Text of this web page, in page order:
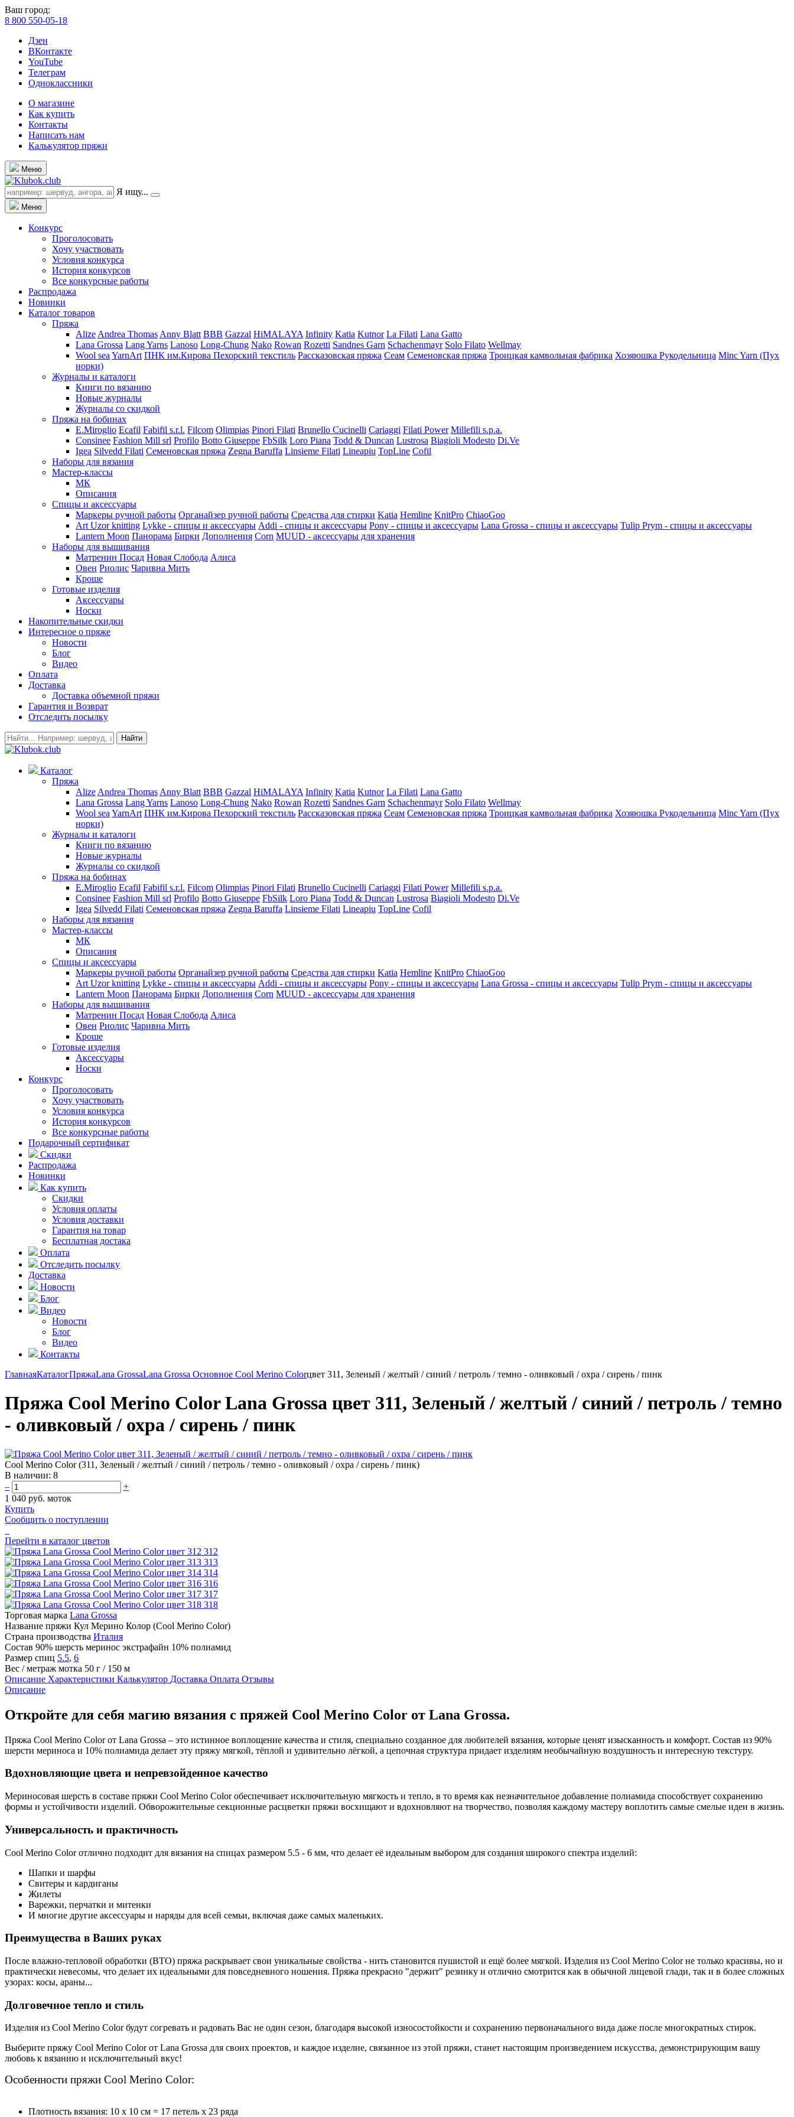
Ваш город:
8 800 550-05-18
Дзен
ВКонтакте
YouTube
Телеграм
Одноклассники
О магазине
Как купить
Контакты
Написать нам
Калькулятор пряжи
Меню
Я ищу...
Меню
Конкурс
Проголосовать
Хочу участвовать
Условия конкурса
История конкурсов
Все конкурсные работы
Распродажа
Новинки
Каталог товаров
Пряжа
Alize Andrea Thomas Anny Blatt BBB Gazzal HiMALAYA Infinity Katia Kutnor La Filati Lana Gatto
Lana Grossa Lang Yarns Lanoso Long-Chung Nako Rowan Rozetti Sandnes Garn Schachenmayr Solo Filato Wellmay
Wool sea YarnArt ПНК им.Кирова Пехорский текстиль Рассказовская пряжа Сеам Семеновская пряжа Троицкая камвольная фабрика Хозяюшка Рукодельница Minc Yarn (Пух
норки)
Журналы и каталоги
Книги по вязанию
Новые журналы
Журналы со скидкой
Пряжа на бобинах
E.Miroglio Ecafil Fabifil s.r.l. Filcom Olimpias Pinori Filati Brunello Cucinelli Cariaggi Filati Power Millefili s.p.a.
Consinee Fashion Mill srl Profilo Botto Giuseppe FbSilk Loro Piana Todd & Duncan Lustrosa Biagioli Modesto Di.Ve
Igea Silvedd Filati Семеновская пряжа Zegna Baruffa Linsieme Filati Lineapiu TopLine Cofil
Наборы для вязания
Мастер-классы
МК
Описания
Спицы и аксессуары
Маркеры ручной работы Органайзер ручной работы Средства для стирки Katia Hemline KnitPro ChiaoGoo
Art Uzor knitting Lykke - спицы и аксессуары Addi - спицы и аксессуары Pony - спицы и аксессуары Lana Grossa - спицы и аксессуары Tulip Prym - спицы и аксессуары
Lantern Moon Панорама Бирки Дополнения Corn MUUD - аксессуары для хранения
Наборы для вышивания
Матренин Посад Новая Слобода Алиса
Овен Риолис Чаривна Мить
Кроше
Готовые изделия
Аксессуары
Носки
Накопительные скидки
Интересное о пряже
Новости
Блог
Видео
Оплата
Доставка
Доставка объемной пряжи
Гарантия и Возврат
Отследить посылку
Найти
Каталог
Пряжа
Alize Andrea Thomas Anny Blatt BBB Gazzal HiMALAYA Infinity Katia Kutnor La Filati Lana Gatto
Lana Grossa Lang Yarns Lanoso Long-Chung Nako Rowan Rozetti Sandnes Garn Schachenmayr Solo Filato Wellmay
Wool sea YarnArt ПНК им.Кирова Пехорский текстиль Рассказовская пряжа Сеам Семеновская пряжа Троицкая камвольная фабрика Хозяюшка Рукодельница Minc Yarn (Пух
норки)
Журналы и каталоги
Книги по вязанию
Новые журналы
Журналы со скидкой
Пряжа на бобинах
E.Miroglio Ecafil Fabifil s.r.l. Filcom Olimpias Pinori Filati Brunello Cucinelli Cariaggi Filati Power Millefili s.p.a.
Consinee Fashion Mill srl Profilo Botto Giuseppe FbSilk Loro Piana Todd & Duncan Lustrosa Biagioli Modesto Di.Ve
Igea Silvedd Filati Семеновская пряжа Zegna Baruffa Linsieme Filati Lineapiu TopLine Cofil
Наборы для вязания
Мастер-классы
МК
Описания
Спицы и аксессуары
Маркеры ручной работы Органайзер ручной работы Средства для стирки Katia Hemline KnitPro ChiaoGoo
Art Uzor knitting Lykke - спицы и аксессуары Addi - спицы и аксессуары Pony - спицы и аксессуары Lana Grossa - спицы и аксессуары Tulip Prym - спицы и аксессуары
Lantern Moon Панорама Бирки Дополнения Corn MUUD - аксессуары для хранения
Наборы для вышивания
Матренин Посад Новая Слобода Алиса
Овен Риолис Чаривна Мить
Кроше
Готовые изделия
Аксессуары
Носки
Конкурс
Проголосовать
Хочу участвовать
Условия конкурса
История конкурсов
Все конкурсные работы
Подарочный сертификат
Скидки
Распродажа
Новинки
Как купить
Скидки
Условия оплаты
Условия доставки
Гарантия на товар
Бесплатная достака
Оплата
Отследить посылку
Доставка
Новости
Блог
Видео
Новости
Блог
Видео
Контакты
ГлавнаяКаталогПряжаLana GrossaLana Grossa Основное Cool Merino Colorцвет 311, Зеленый / желтый / синий / петроль / темно - оливковый / охра / сирень / пинк
Пряжа Cool Merino Color Lana Grossa цвет 311, Зеленый / желтый / синий / петроль / темно
- оливковый / охра / сирень / пинк
Cool Merino Color (311, Зеленый / желтый / синий / петроль / темно - оливковый / охра / сирень / пинк)
В наличии: 8
–
+
1 040 руб. моток
Купить
Сообщить о поступлении
Перейти в каталог цветов
312
313
314
316
317
318
Торговая марка Lana Grossa
Название пряжи Кул Мерино Колор (Cool Merino Color)
Страна производства Италия
Состав 90% шерсть меринос экстрафайн 10% полиамид
Размер спиц 5.5, 6
Вес / метраж мотка 50 г / 150 м
Описание Характеристики Калькулятор Доставка Оплата Отзывы
Описание
Откройте для себя магию вязания с пряжей Cool Merino Color от Lana Grossa.
Пряжа Cool Merino Color от Lana Grossa – это истинное воплощение качества и стиля, специально созданное для любителей вязания, которые ценят изысканность и комфорт. Состав из 90%
шерсти мериноса и 10% полиамида делает эту пряжу мягкой, тёплой и удивительно лёгкой, а цепочная структура придает изделиям необычайную воздушность и интересную текстуру.
Вдохновляющие цвета и непревзойденное качество
Мериносовая шерсть в составе пряжи Cool Merino Color обеспечивает исключительную мягкость и тепло, в то время как незначительное добавление полиамида способствует сохранению
формы и устойчивости изделий. Обворожительные секционные расцветки пряжи восхищают и вдохновляют на творчество, позволяя каждому мастеру воплотить самые смелые идеи в жизнь.
Универсальность и практичность
Cool Merino Color отлично подходит для вязания на спицах размером 5.5 - 6 мм, что делает её идеальным выбором для создания широкого спектра изделий:
Шапки и шарфы
Свитеры и кардиганы
Жилеты
Варежки, перчатки и митенки
И многие другие аксессуары и наряды для всей семьи, включая даже самых маленьких.
Преимущества в Ваших руках
После влажно-тепловой обработки (ВТО) пряжа раскрывает свои уникальные свойства - нить становится пушистой и ещё более мягкой. Изделия из Cool Merino Color не только красивы, но и
практически невесомы, что делает их идеальными для повседневного ношения. Пряжа прекрасно "держит" резинку и отлично смотрится как в обычной лицевой глади, так и в более сложных
узорах: косы, араны...
Долговечное тепло и стиль
Изделия из Cool Merino Color будут согревать и радовать Вас не один сезон, благодаря высокой износостойкости и сохранению первоначального вида даже после многократных стирок.
Выберите пряжу Cool Merino Color от Lana Grossa для своих проектов, и каждое изделие, связанное из этой пряжи, станет настоящим произведением искусства, демонстрирующим вашу
любовь к вязанию и исключительный вкус!
Особенности пряжи Cool Merino Color:
Плотность вязания: 10 х 10 см = 17 петель х 23 ряда